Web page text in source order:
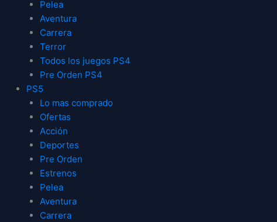
Pelea
Aventura
Carrera
Terror
Todos los juegos PS4
Pre Orden PS4
PS5
Lo mas comprado
Ofertas
Acción
Deportes
Pre Orden
Estrenos
Pelea
Aventura
Carrera